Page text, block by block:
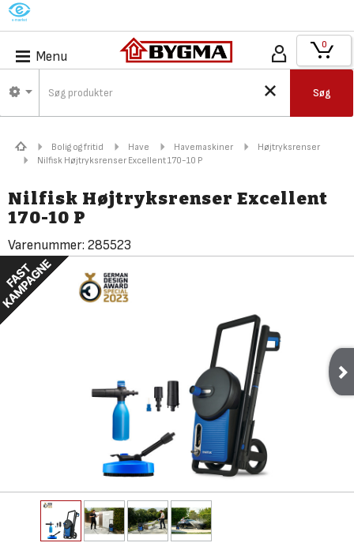
M
Menu
Søg
0
Bolig og fritid Have Havemaskiner
Højtryksrenser
Nilfisk Højtryksrenser Excellent 170-10 P
Nilfisk Højtryksrenser Excellent
170-10 P
Varenummer: 285523